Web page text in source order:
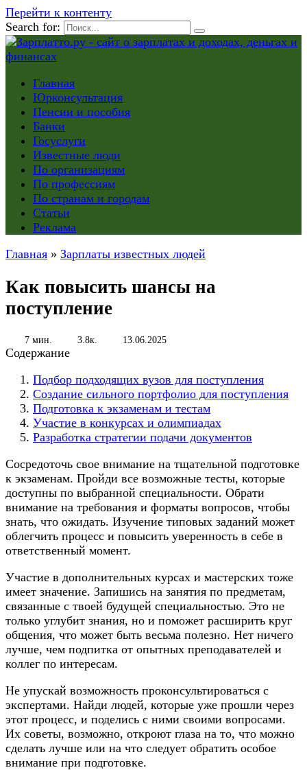
Перейти к контенту
Search for:
Главная
Юрконсультация
Пенсии и пособия
Банки
Госуслуги
Известные люди
По организациям
По профессиям
По странам и городам
Статьи
Реклама
Главная » Зарплаты известных людей
Как повысить шансы на
поступление
7 мин. 3.8к. 13.06.2025
Содержание
Подбор подходящих вузов для поступления
Создание сильного портфолио для поступления
Подготовка к экзаменам и тестам
Участие в конкурсах и олимпиадах
Разработка стратегии подачи документов
Сосредоточь свое внимание на тщательной подготовке
к экзаменам. Пройди все возможные тесты, которые
доступны по выбранной специальности. Обрати
внимание на требования и форматы вопросов, чтобы
знать, что ожидать. Изучение типовых заданий может
облегчить процесс и повысить уверенность в себе в
ответственный момент.
Участие в дополнительных курсах и мастерских тоже
имеет значение. Запишись на занятия по предметам,
связанные с твоей будущей специальностью. Это не
только углубит знания, но и поможет расширить круг
общения, что может быть весьма полезно. Нет ничего
лучше, чем подпитка от опытных преподавателей и
коллег по интересам.
Не упускай возможность проконсультироваться с
экспертами. Найди людей, которые уже прошли через
этот процесс, и поделись с ними своими вопросами.
Их советы, возможно, откроют глаза на то, что можно
сделать лучше или на что следует обратить особое
внимание при подготовке.